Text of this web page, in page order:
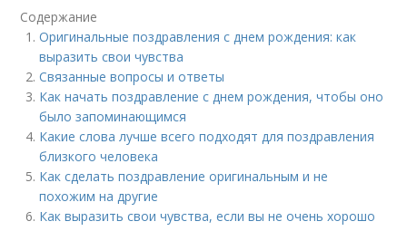
Содержание
Оригинальные поздравления с днем рождения: как
выразить свои чувства
Связанные вопросы и ответы
Как начать поздравление с днем рождения, чтобы оно
было запоминающимся
Какие слова лучше всего подходят для поздравления
близкого человека
Как сделать поздравление оригинальным и не
похожим на другие
Как выразить свои чувства, если вы не очень хорошо